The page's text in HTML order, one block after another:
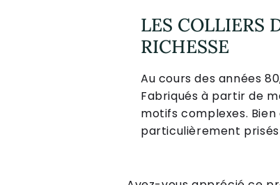
LES COLLIERS
RICHESSE
Au cours des années
Fabriqués à partir de
motifs complexes.
particulièrement